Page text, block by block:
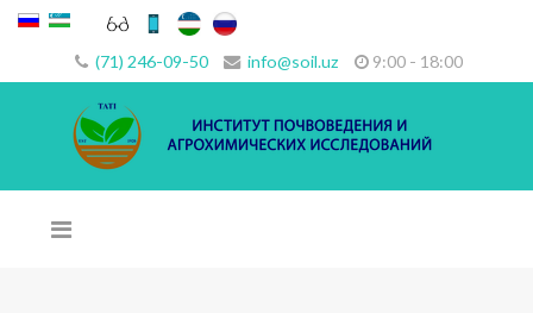
(71) 246-09-50 info@soil.uz 9:00 - 18:00